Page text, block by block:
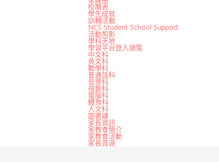
校曆表
學生成就
訓輔活動
NCS Student School Support
活動剪影
學科天地
學習平台登入總覧
中文科
英文科
數學科
普通話科
音樂科
視藝科
電腦科
體育科
人文科
圖書課
家長資訊
家教會簡介
家教會活動
家長資源